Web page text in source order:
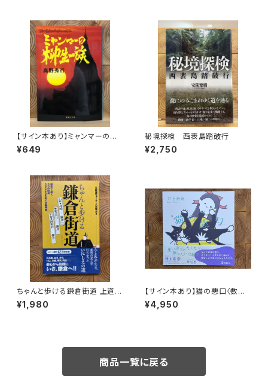
【サイン本あり】ミャンマーの柳
生一族
¥649
秘境探検 西表島踏破行
¥2,750
ちゃんと歩ける鎌倉街道 上道・
中道・下道
¥1,980
【サイン本あり】猫の悪口〈数量
限定・オリジナルトート付き〉
¥4,950
商品一覧に戻る